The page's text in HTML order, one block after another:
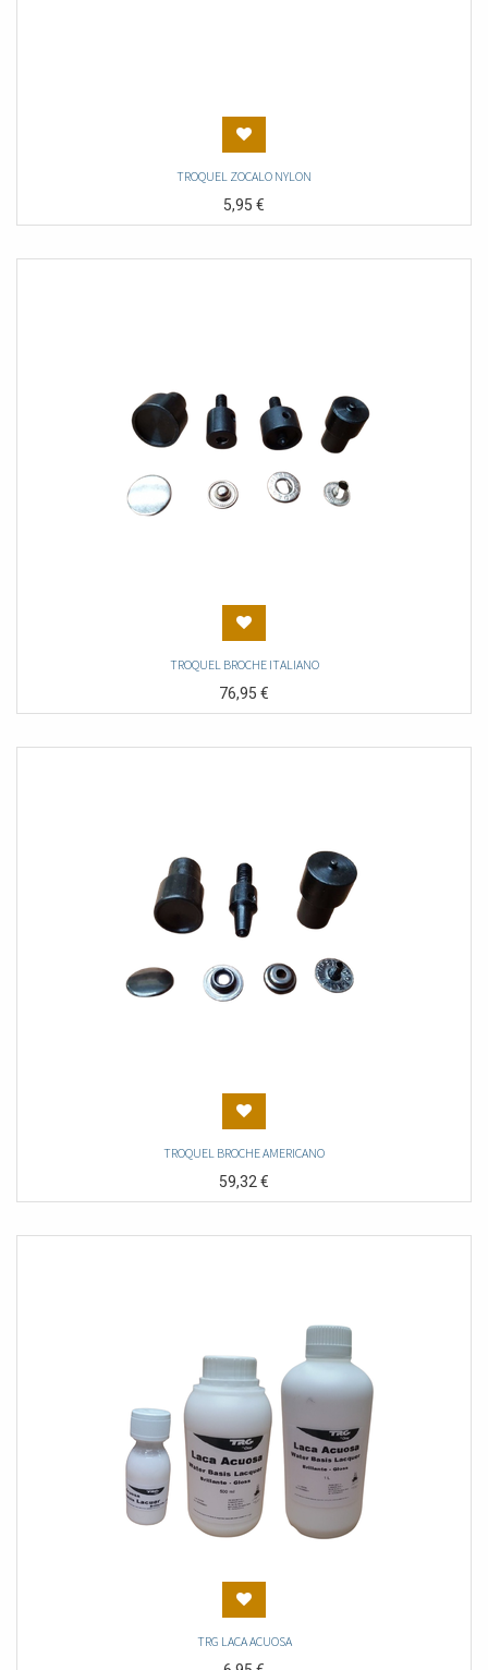
TROQUEL ZOCALO NYLON
5,95€
TROQUEL BROCHE ITALIANO
76,95€
TROQUEL BROCHE AMERICANO
59,32€
TRG LACA ACUOSA